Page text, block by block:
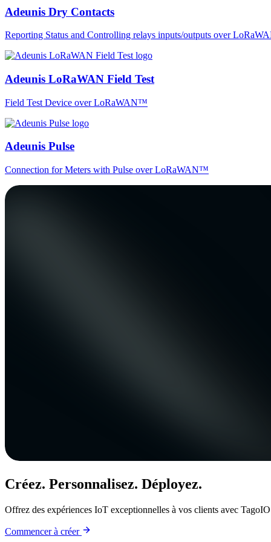
Adeunis Dry Contacts
Reporting Status and Controlling relays inputs/outputs over
Adeunis LoRaWAN Field Test
Field Test Device over LoRaWAN™
Adeunis Pulse
Connection for Meters with Pulse over LoRaWAN™
Créez. Personnalisez. Déployez.
Offrez des expériences IoT exceptionnelles à vos clients avec
Commencer à créer